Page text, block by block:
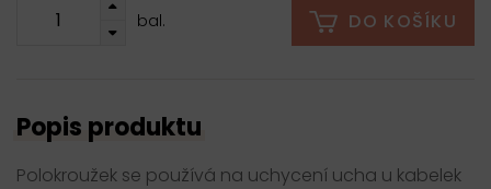
bal. DO KOŠÍKU
Popis produktu
Polokroužek se používá na uchycení ucha u kabelek